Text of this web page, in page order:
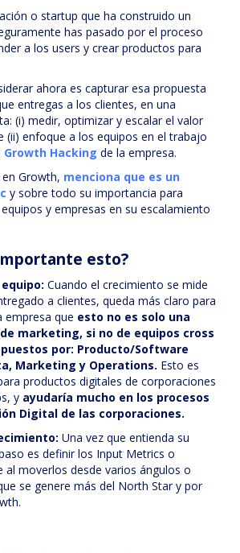
o startup que ha construido un
has pasado por el proceso
a los users y crear productos para
ahora es capturar esa propuesta
entregas a los clientes, en una
(i) medir, optimizar y escalar el valor
(ii) enfoque a los equipos en el trabajo
Growth Hacking de la empresa.
Growth, menciona que es un
y sobre todo su importancia para
y empresas en su escalamiento
esto?
Cuando el crecimiento se mide
a clientes, queda más claro para
empresa que esto no es solo una
marketing, si no de equipos cross
por: Producto/Software
Marketing y Operations. Esto es
productos digitales de corporaciones
y ayudaría mucho en los procesos
Digital de las corporaciones.
Una vez que entienda su
es definir los Input Metrics o
al moverlos desde varios ángulos o
se genere más del North Star y por